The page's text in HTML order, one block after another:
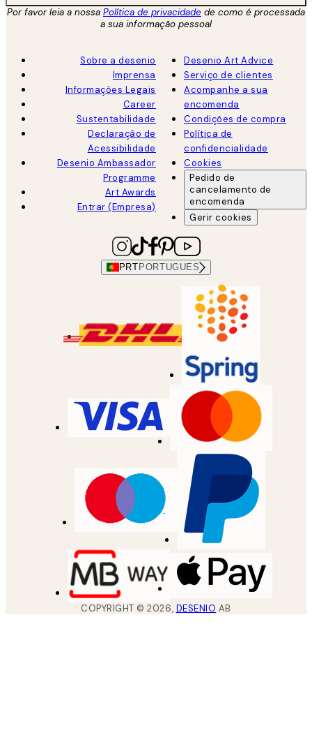
Por favor leia a nossa Política de privacidade de como é processada
a sua informação pessoal
Sobre a desenio
Imprensa
Informações Legais
Career
Sustentabilidade
Declaração de
Acessibilidade
Desenio Ambassador
Programme
Art Awards
Entrar (Empresa)
Desenio Art Advice
Serviço de clientes
Acompanhe a sua
encomenda
Condições de compra
Política de
confidencialidade
Cookies
Pedido de
cancelamento de
encomenda
Gerir cookies
PRT PORTUGUES
COPYRIGHT ©2026, DESENIO AB